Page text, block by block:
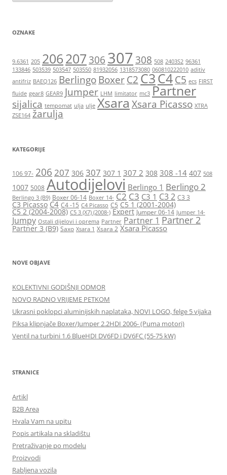
OZNAKE
9.6361 205 206207 306 307 308 508 2403S2 96361
133846 503539 503547 503550 81932056 1318573080 060810222010 aditiv
antifriz BAEQ126 Berlingo BoxerC2C3C4C5 ecs FIRST
fluide gear8 GEAR9 Jumper LHM limitator mc3 Partner
sijalica tempomat ulja ulje Xsara Xsara Picasso XTRA
ZSE164 žarulja
KATEGORIJE
106 97- 206 207 306 307 307 1 307 2 308 308 -14 407 508
1007 5008 Autodijelovi Berlingo 1 Berlingo 2
Berlingo 3 (B9) Boxer 06-14 Boxer 14- C2 C3 C3 1 C3 2 C3 3
C3 Picasso C4 C4 -15 C4 Picasso C5 C5 1 (2001-2004)
C5 2 (2004-2008) C5 3 (X7) (2008-) Expert Jumper 06-14 Jumper 14-
Jumpy Ostali dijelovi i oprema Partner Partner 1 Partner 2
Partner 3 (B9) Saxo Xsara 1 Xsara 2 Xsara Picasso
NOVE OBJAVE
KOLEKTIVNI GODIŠNJI ODMOR
NOVO RADNO VRIJEME PETKOM
Ukrasni poklopci aluminijskih naplataka, NOVI LOGO, felge 5 vijaka
Piksa klipnjače Boxer/Jumper 2.2HDI 2006- (Puma motori)
Ventil na turbini 1.6 BlueHDI DV6FD i DV6FC (55-75 kW)
STRANICE
Artikl
B2B Area
Hvala Vam na upitu
Popis artikala na skladištu
Pretraživanje po modelu
Proizvodi
Rabljena vozila